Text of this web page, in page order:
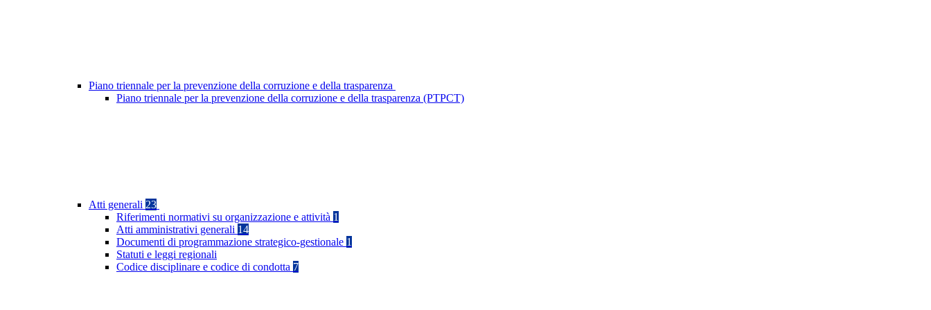
Piano triennale per la prevenzione della corruzione e della trasparenza
Piano triennale per la prevenzione della corruzione e della trasparenza (PTPCT)
Atti generali 23
Riferimenti normativi su organizzazione e attività 1
Atti amministrativi generali 14
Documenti di programmazione strategico-gestionale 1
Statuti e leggi regionali
Codice disciplinare e codice di condotta 7